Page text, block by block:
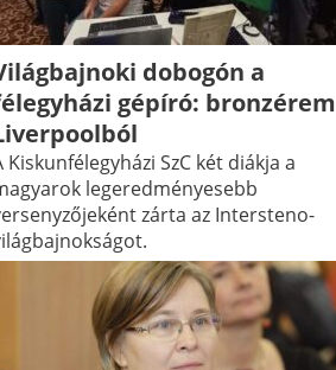
dobogón a
gépíró: bronzérem
Kiskunfélegyházi SzC két diákja a
legeredményesebb
zárta az Intersteno-